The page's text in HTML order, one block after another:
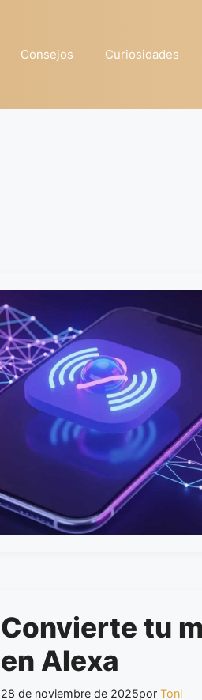
Consejos Curiosidades
Convierte tu
en Alexa
28 de noviembre de 2025porToni